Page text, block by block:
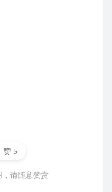
赞5
请随意赞赏